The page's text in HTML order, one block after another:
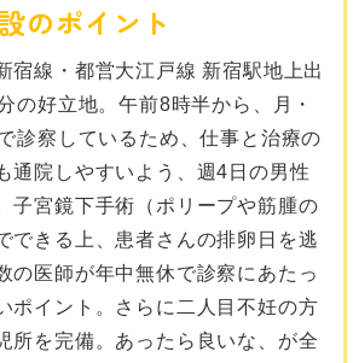
のポイント
宿線・都営大江戸線 新宿駅地上出
の好立地。午前8時半から、月・
診察しているため、仕事と治療の
通院しやすいよう、週4日の男性
子宮鏡下手術（ポリープや筋腫の
できる上、患者さんの排卵日を逃
の医師が年中無休で診察にあたっ
ポイント。さらに二人目不妊の方
所を完備。あったら良いな、が全